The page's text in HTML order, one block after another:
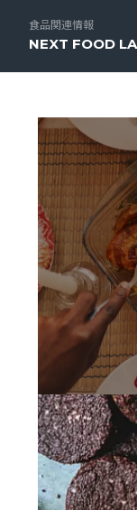
食品関連情報
NEXT FOOD